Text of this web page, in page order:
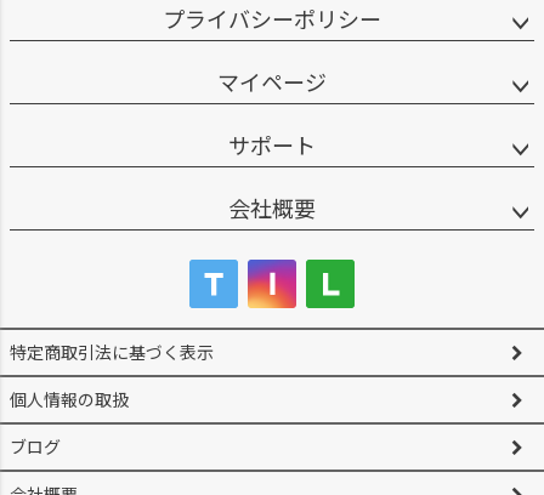
プライバシーポリシー
マイページ
サポート
会社概要
特定商取引法に基づく表示
個人情報の取扱
ブログ